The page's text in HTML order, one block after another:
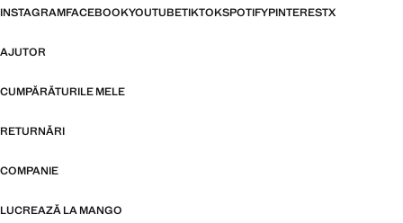
INSTAGRAMFACEBOOKYOUTUBETIKTOKSPOTIFYPINTERESTX
AJUTOR
CUMPĂRĂTURILE MELE
RETURNĂRI
COMPANIE
LUCREAZĂ LA MANGO